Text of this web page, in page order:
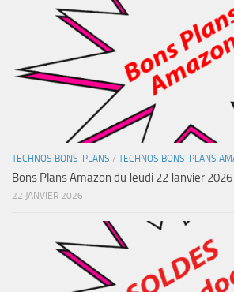
TECHNOS BONS-PLANS / TECHNOS BONS-PLANS
Bons Plans Amazon du Jeudi 22 Janvier 2026
22 JANVIER 2026